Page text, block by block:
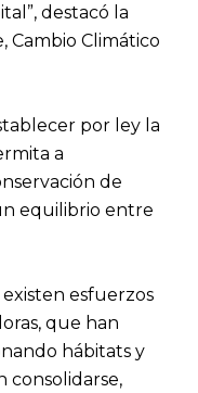
destacó la
Cambio Climático
por ley la
a
de
equilibrio entre
esfuerzos
que han
hábitats y
consolidarse,